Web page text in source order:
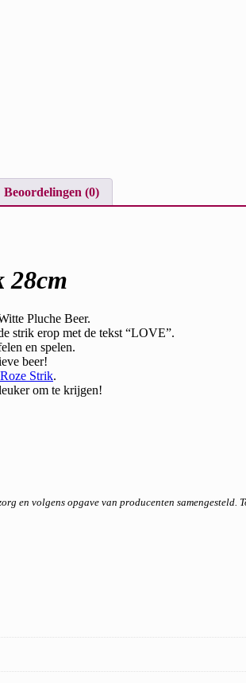
Beoordelingen (0)
28cm
Pluche Beer.
strik erop met de tekst “LOVE”.
en spelen.
beer!
Strik.
om te krijgen!
en volgens opgave van producenten